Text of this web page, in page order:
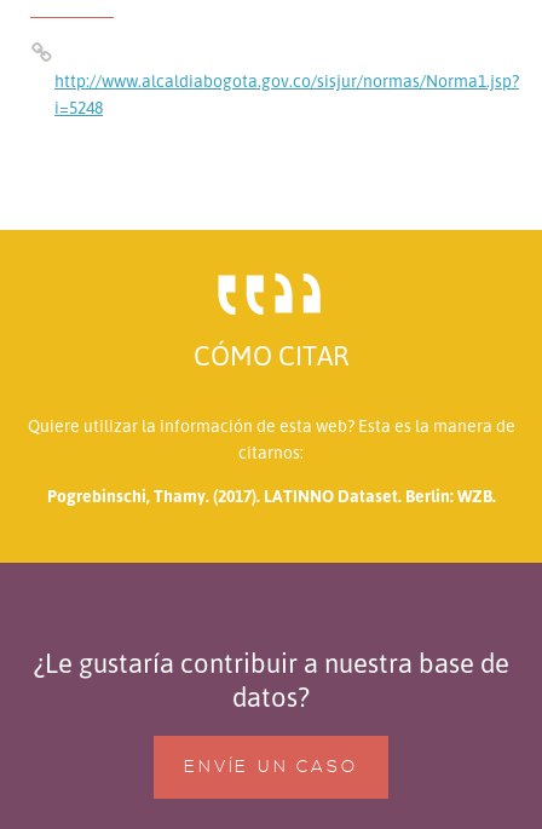
http://www.alcaldiabogota.gov.co/sisjur/normas/Norma1.jsp?
i=5248
CÓMO CITAR
Quiere utilizar la información de esta web? Esta es la manera de
citarnos:
Pogrebinschi, Thamy. (2017). LATINNO Dataset. Berlin: WZB.
¿Le gustaría contribuir a nuestra base de
datos?
ENVÍE UN CASO